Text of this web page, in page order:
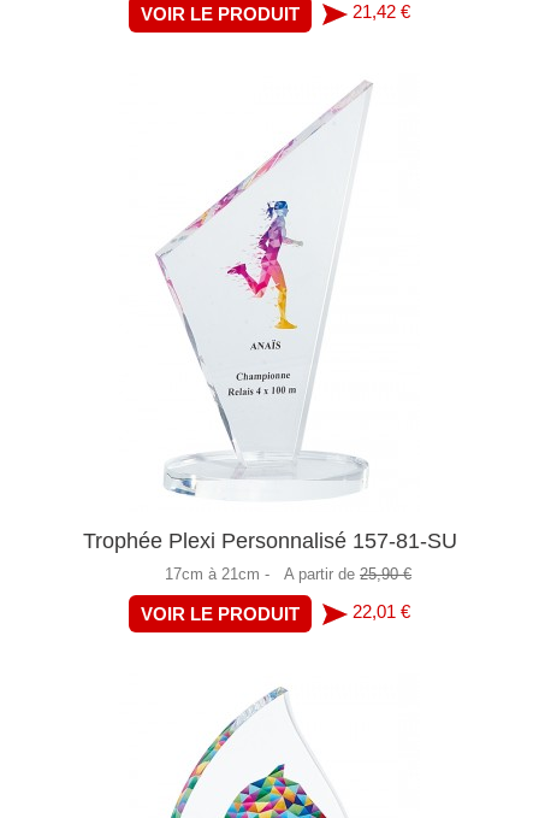
VOIR LE PRODUIT 21,42 €
Trophée Plexi Personnalisé 157-81-SU
17cm à 21cm - A partir de 25,90 €
VOIR LE PRODUIT 22,01 €